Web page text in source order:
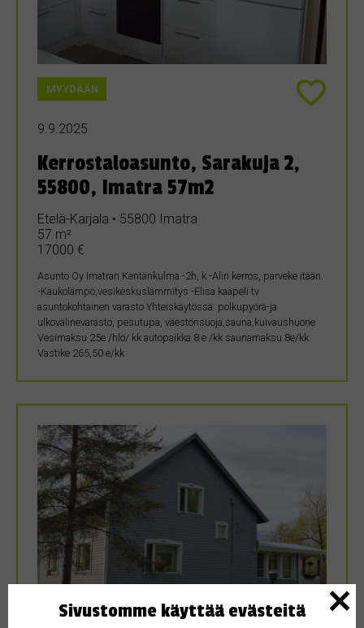
MYYDÄÄN
9.9.2025
Kerrostaloasunto, Sarakuja 2,
55800, Imatra 57m2
Etelä-Karjala • 55800 Imatra
57 m²
17000 €
Asunto Oy Imatran Kentänkulma -2h, k -Alin kerros, parveke itään.
-Kaukolämpö,vesikeskuslämmitys -Elisa kaapeli tv
asuntokohtainen varasto Yhteiskäytössä: polkupyörä-ja
ulkovälinevarasto, pesutupa, väestönsuoja,sauna,kuivaushuone
Vesimaksu 25e /hlö/ kk autopaikka 8 e /kk saunamaksu 8e/kk
Vastike 265,50 e/kk
Sivustomme käyttää evästeitä